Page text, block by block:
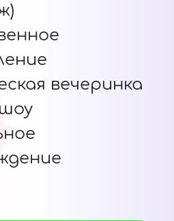
вечеринка